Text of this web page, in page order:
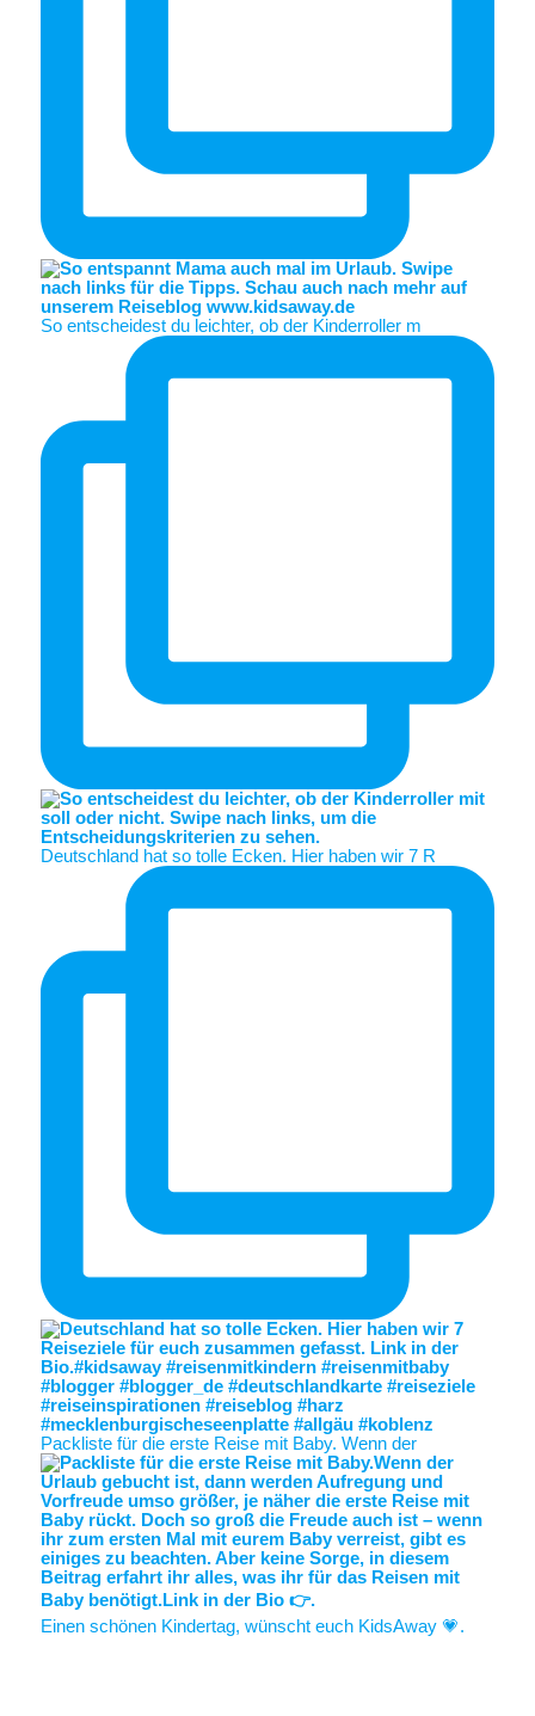
So entscheidest du leichter, ob der Kinderroller m
Deutschland hat so tolle Ecken. Hier haben wir 7 R
Packliste für die erste Reise mit Baby. Wenn der
Einen schönen Kindertag, wünscht euch KidsAway 💗.